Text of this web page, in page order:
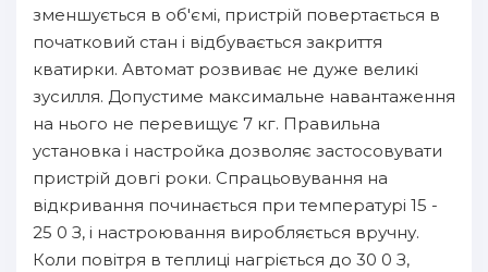
зменшується в об'ємі, пристрій повертається в
початковий стан і відбувається закриття
кватирки. Автомат розвиває не дуже великі
зусилля. Допустиме максимальне навантаження
на нього не перевищує 7 кг. Правильна
установка і настройка дозволяє застосовувати
пристрій довгі роки. Спрацьовування на
відкривання починається при температурі 15 -
25 0 З, і настроювання виробляється вручну.
Коли повітря в теплиці нагріється до 30 0 З,